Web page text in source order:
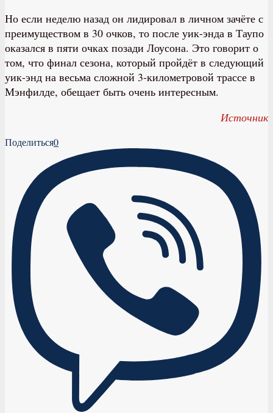
Но если неделю назад он лидировал в личном зачёте с
преимуществом в 30 очков, то после уик-энда в Таупо
оказался в пяти очках позади Лоусона. Это говорит о
том, что финал сезона, который пройдёт в следующий
уик-энд на весьма сложной 3-километровой трассе в
Мэнфилде, обещает быть очень интересным.
Источник
Поделиться0